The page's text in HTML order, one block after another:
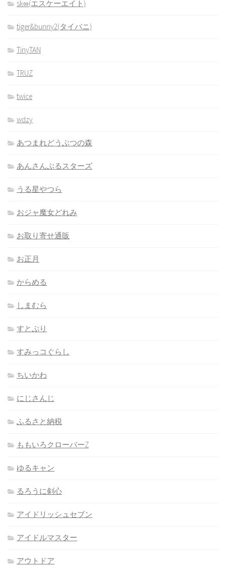
sk∞(エスケーエイト)
tiger&bunny2(タイバニ)
TinyTAN
TRUZ
twice
wdzy
あつまれどうぶつの森
あんさんぶるスターズ
うる星やつら
おジャ魔女どれみ
お取り寄せ通販
お正月
からめる
しまむら
すとぷり
すみっコぐらし
ちいかわ
にじさんじ
ふるさと納税
ももいろクローバーZ
ゆるキャン
るろうに剣心
アイドリッシュセブン
アイドルマスター
アウトドア